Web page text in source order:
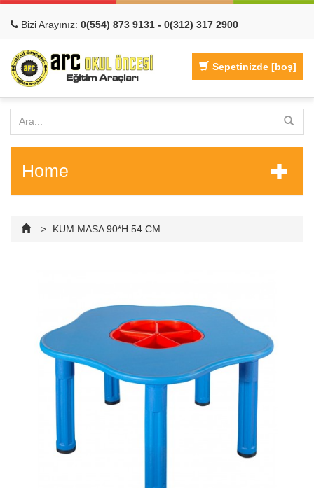
Bizi Arayınız: 0(554) 873 9131 - 0(312) 317 2900
Sepetinizde [boş]
Home
> KUM MASA 90*H 54 CM